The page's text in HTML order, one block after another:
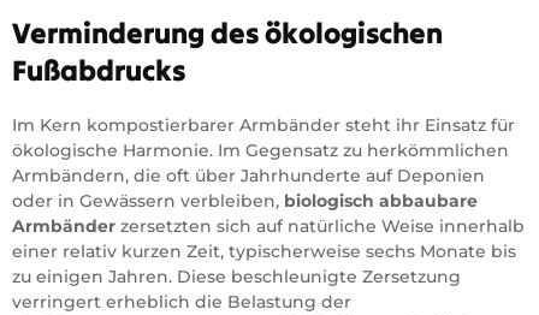
Verminderung des ökologischen
Fußabdrucks
Im Kern kompostierbarer Armbänder steht ihr Einsatz für
ökologische Harmonie. Im Gegensatz zu herkömmlichen
Armbändern, die oft über Jahrhunderte auf Deponien
oder in Gewässern verbleiben, biologisch abbaubare
Armbänder zersetzten sich auf natürliche Weise innerhalb
einer relativ kurzen Zeit, typischerweise sechs Monate bis
zu einigen Jahren. Diese beschleunigte Zersetzung
verringert erheblich die Belastung der